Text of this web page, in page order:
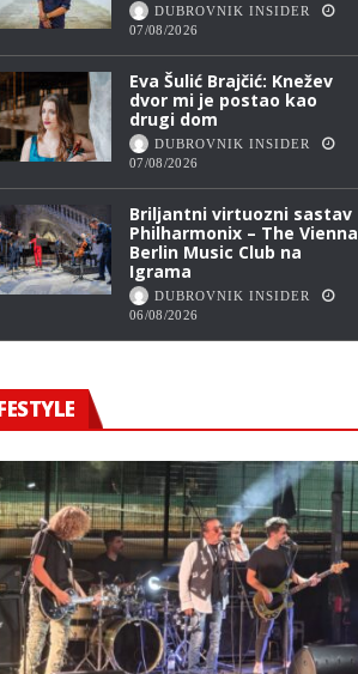
DUBROVNIK INSIDER
07/08/2026
Eva Šulić Brajčić: Knežev
dvor mi je postao kao
drugi dom
DUBROVNIK INSIDER
07/08/2026
Briljantni virtuozni sastav
Philharmonix – The Vienna
Berlin Music Club na
Igrama
DUBROVNIK INSIDER
06/08/2026